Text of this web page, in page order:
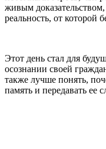
живым
реальность, от которой
Этот день стал для
осознании своей
также лучше понять,
память и передавать